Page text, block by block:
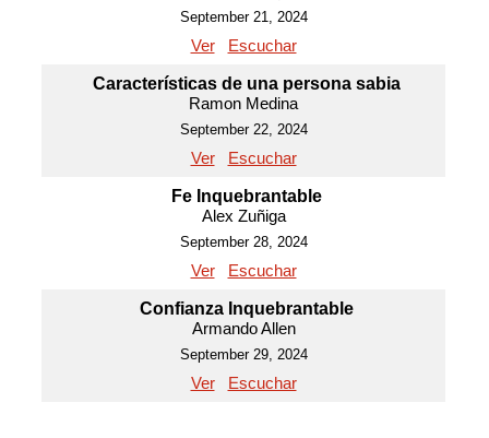
September 21, 2024
Ver Escuchar
Características de una persona sabia
Ramon Medina
September 22, 2024
Ver Escuchar
Fe Inquebrantable
Alex Zuñiga
September 28, 2024
Ver Escuchar
Confianza Inquebrantable
Armando Allen
September 29, 2024
Ver Escuchar